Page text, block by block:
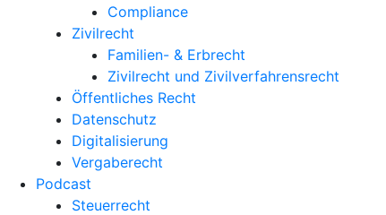
Compliance
Zivilrecht
Familien- & Erbrecht
Zivilrecht und Zivilverfahrensrecht
Öffentliches Recht
Datenschutz
Digitalisierung
Vergaberecht
Podcast
Steuerrecht